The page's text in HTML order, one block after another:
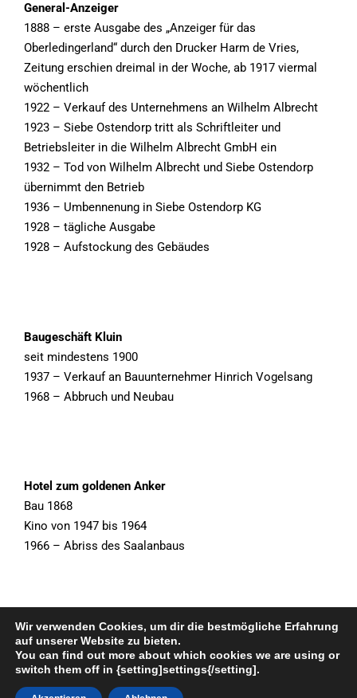
General-Anzeiger
1888 – erste Ausgabe des „Anzeiger für das
Oberledingerland“ durch den Drucker Harm de Vries,
Zeitung erschien dreimal in der Woche, ab 1917 viermal
wöchentlich
1922 – Verkauf des Unternehmens an Wilhelm Albrecht
1923 – Siebe Ostendorp tritt als Schriftleiter und
Betriebsleiter in die Wilhelm Albrecht GmbH ein
1932 – Tod von Wilhelm Albrecht und Siebe Ostendorp
übernimmt den Betrieb
1936 – Umbennenung in Siebe Ostendorp KG
1928 – tägliche Ausgabe
1928 – Aufstockung des Gebäudes
Baugeschäft Kluin
seit mindestens 1900
1937 – Verkauf an Bauunternehmer Hinrich Vogelsang
1968 – Abbruch und Neubau
Hotel zum goldenen Anker
Bau 1868
Kino von 1947 bis 1964
1966 – Abriss des Saalanbaus
Copyright © 2026, Hinrich Heselmeyer - designed by
Wir verwenden Cookies, um dir die bestmögliche Erfahrung
auf unserer Website zu bieten.
You can find out more about which cookies we are using or
switch them off in {setting]settings{/setting].